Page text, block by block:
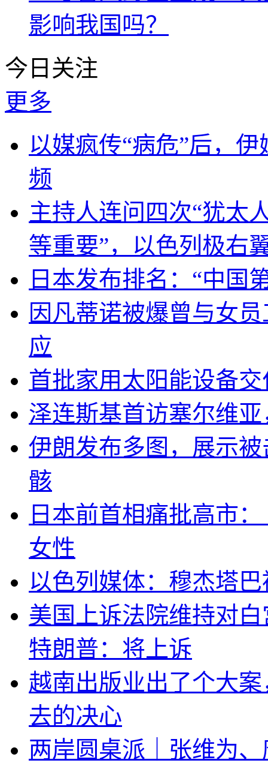
影响我国吗？
今日关注
更多
以媒疯传“病危”后，
频
主持人连问四次“犹太
等重要”，以色列极右
日本发布排名：“中国
因凡蒂诺被爆曾与女
应
首批家用太阳能设备
泽连斯基首访塞尔维
伊朗发布多图，展示
骸
日本前首相痛批高市
女性
以色列媒体：穆杰塔
美国上诉法院维持对
特朗普：将上诉
越南出版业出了个大
去的决心
两岸圆桌派｜张维为